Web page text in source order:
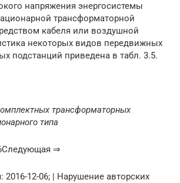
напряжения энергосистемы
трансформаторной
кабеля или воздушной
некоторых видов передвижных
подстанций приведена в табл. 3.5.
трансформаторных
типа
⇒
2016-12-06; | Нарушение авторских